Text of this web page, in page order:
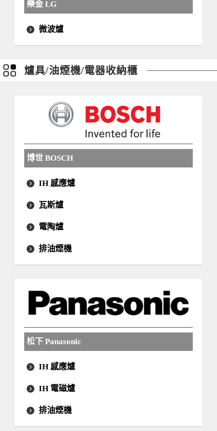
樂金 LG
微波爐
爐具/油煙機/電器收納櫃
博世 BOSCH
IH 感應爐
瓦斯爐
電陶爐
排油煙機
松下 Panasonic
IH 感應爐
IH 電磁爐
排油煙機